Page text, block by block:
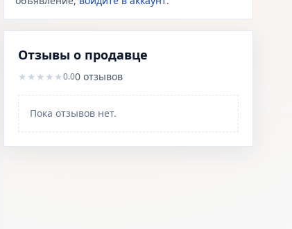
Отзывы о продавце
★ ★ ★ ★ ★0.00 отзывов
Пока отзывов нет.